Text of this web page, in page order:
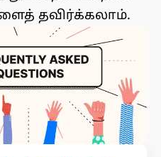
தவிர்க்கலாம்.